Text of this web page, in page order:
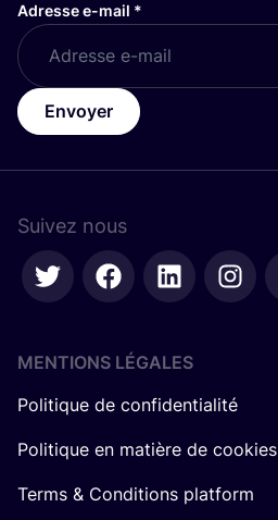
Adresse e-mail *
Envoyer
Suivez nous
MENTIONS LÉGALES
Politique de confidentialité
Politique en matière de cookies
Terms & Conditions platform